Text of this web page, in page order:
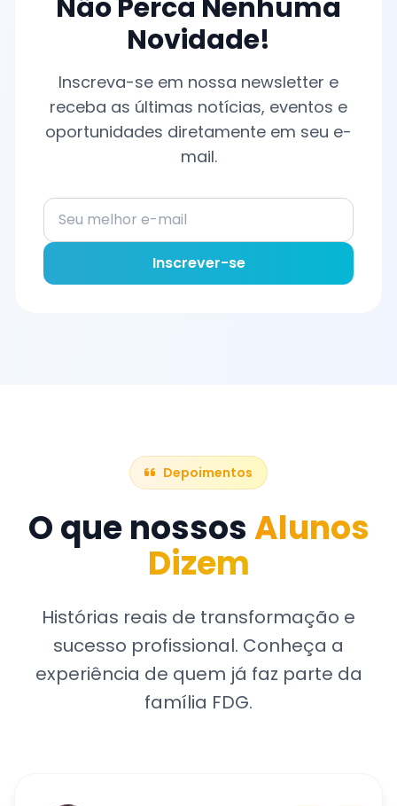
Não Perca Nenhuma
Novidade!
Inscreva-se em nossa newsletter e
receba as últimas notícias, eventos e
oportunidades diretamente em seu e-
mail.
Depoimentos
O que nossosAlunos
Dizem
Histórias reais de transformação e
sucesso profissional. Conheça a
experiência de quem já faz parte da
família FDG.